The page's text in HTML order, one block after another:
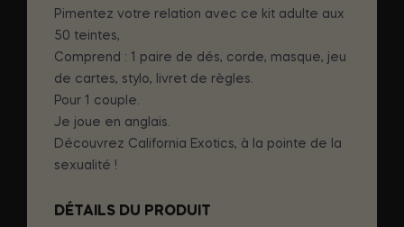
Pimentez votre relation avec ce kit adulte aux
50 teintes,
Comprend : 1 paire de dés, corde, masque, jeu
de cartes, stylo, livret de règles.
Pour 1 couple.
Je joue en anglais.
Découvrez California Exotics, à la pointe de la
sexualité !
DÉTAILS DU PRODUIT